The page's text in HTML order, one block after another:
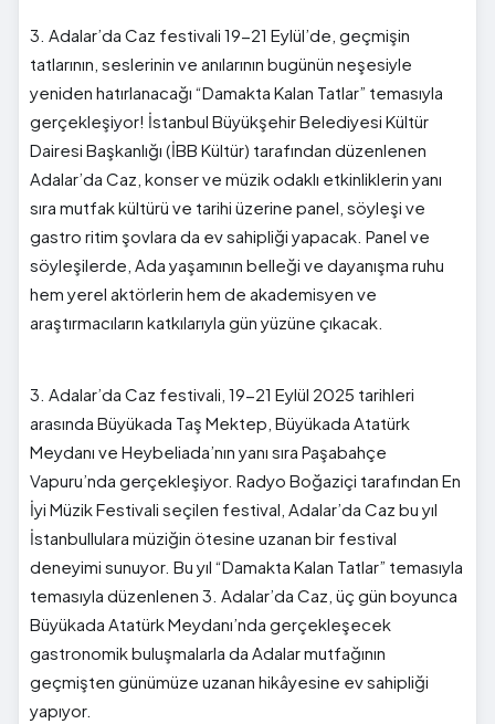
3. Adalar’da Caz festivali 19-21 Eylül’de, geçmişin
tatlarının, seslerinin ve anılarının bugünün neşesiyle
yeniden hatırlanacağı “Damakta Kalan Tatlar” temasıyla
gerçekleşiyor! İstanbul Büyükşehir Belediyesi Kültür
Dairesi Başkanlığı (İBB Kültür) tarafından düzenlenen
Adalar’da Caz, konser ve müzik odaklı etkinliklerin yanı
sıra mutfak kültürü ve tarihi üzerine panel, söyleşi ve
gastro ritim şovlara da ev sahipliği yapacak. Panel ve
söyleşilerde, Ada yaşamının belleği ve dayanışma ruhu
hem yerel aktörlerin hem de akademisyen ve
araştırmacıların katkılarıyla gün yüzüne çıkacak.
3. Adalar’da Caz festivali, 19-21 Eylül 2025 tarihleri
arasında Büyükada Taş Mektep, Büyükada Atatürk
Meydanı ve Heybeliada’nın yanı sıra Paşabahçe
Vapuru’nda gerçekleşiyor. Radyo Boğaziçi tarafından En
İyi Müzik Festivali seçilen festival, Adalar’da Caz bu yıl
İstanbullulara müziğin ötesine uzanan bir festival
deneyimi sunuyor. Bu yıl “Damakta Kalan Tatlar” temasıyla
temasıyla düzenlenen 3. Adalar’da Caz, üç gün boyunca
Büyükada Atatürk Meydanı’nda gerçekleşecek
gastronomik buluşmalarla da Adalar mutfağının
geçmişten günümüze uzanan hikâyesine ev sahipliği
yapıyor.